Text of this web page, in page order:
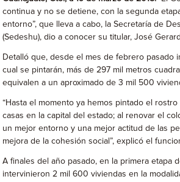
continua y no se detiene, con la segunda
entorno”, que lleva a cabo, la Secretaría de
(Sedeshu), dio a conocer su titular, José
Detalló que, desde el mes de febrero pasado
cual se pintarán, más de 297 mil metros
equivalen a un aproximado de 3 mil 500
“Hasta el momento ya hemos pintado el
casas en la capital del estado; al renovar el
un mejor entorno y una mejor actitud de las
mejora de la cohesión social”, explicó el
A finales del año pasado, en la primera etapa
intervinieron 2 mil 600 viviendas en la